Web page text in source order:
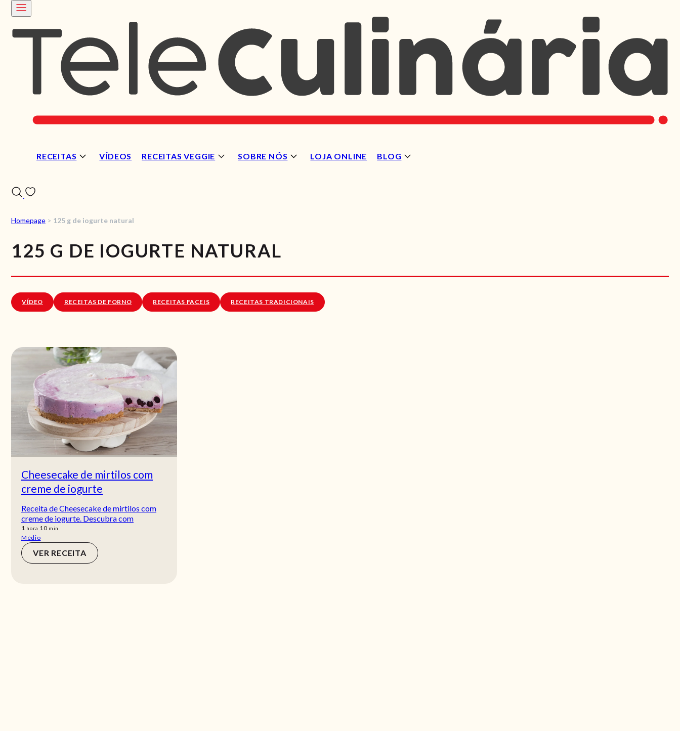
RECEITAS VÍDEOS RECEITAS VEGGIE SOBRE NÓS LOJA ONLINE BLOG
Homepage > 125 g de iogurte natural
125 G DE IOGURTE NATURAL
VÍDEO RECEITAS DE FORNO RECEITAS FACEIS RECEITAS TRADICIONAIS
Cheesecake de mirtilos com
creme de iogurte
Receita de Cheesecake de mirtilos com
creme de iogurte. Descubra com
1 hora
hora 10min
min
Médio
VER RECEITA